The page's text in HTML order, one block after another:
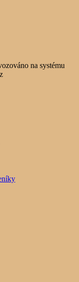
na systému